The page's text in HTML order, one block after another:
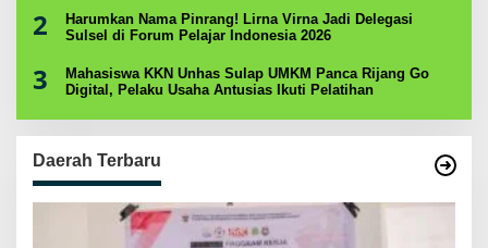
2
Harumkan Nama Pinrang! Lirna Virna Jadi Delegasi
Sulsel di Forum Pelajar Indonesia 2026
3
Mahasiswa KKN Unhas Sulap UMKM Panca Rijang Go
Digital, Pelaku Usaha Antusias Ikuti Pelatihan
Daerah Terbaru